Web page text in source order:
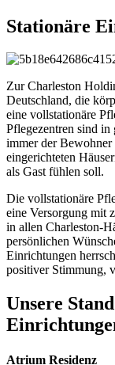
Stationäre
Zur Charleston
Deutschland, die
eine vollstationäre
Pflegezentren sind in
immer der
eingerichteten
als Gast fühlen soll.
Die vollstationäre
eine Versorgung mit
in allen Charleston-
persönlichen
Einrichtungen
positiver Stimmung,
Unsere
Atrium Residenz